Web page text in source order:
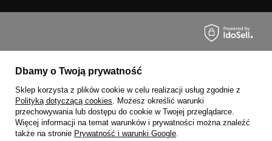
Dbamy o Twoją prywatność
Sklep korzysta z plików cookie w celu realizacji usług zgodnie z
Polityką dotyczącą cookies. Możesz określić warunki
przechowywania lub dostępu do cookie w Twojej przeglądarce.
Więcej informacji na temat warunków i prywatności można znaleźć
także na stronie Prywatność i warunki Google.